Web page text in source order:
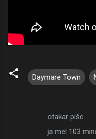
Daymare Town
otakar píše…
ja mel 103